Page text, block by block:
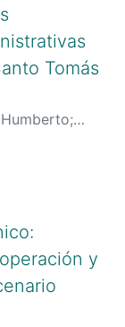
Tomás
;
cv
y